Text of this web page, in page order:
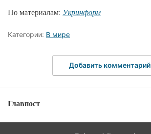
По материалам: Укринформ
Категории: В мире
Добавить комментарий
Главпост